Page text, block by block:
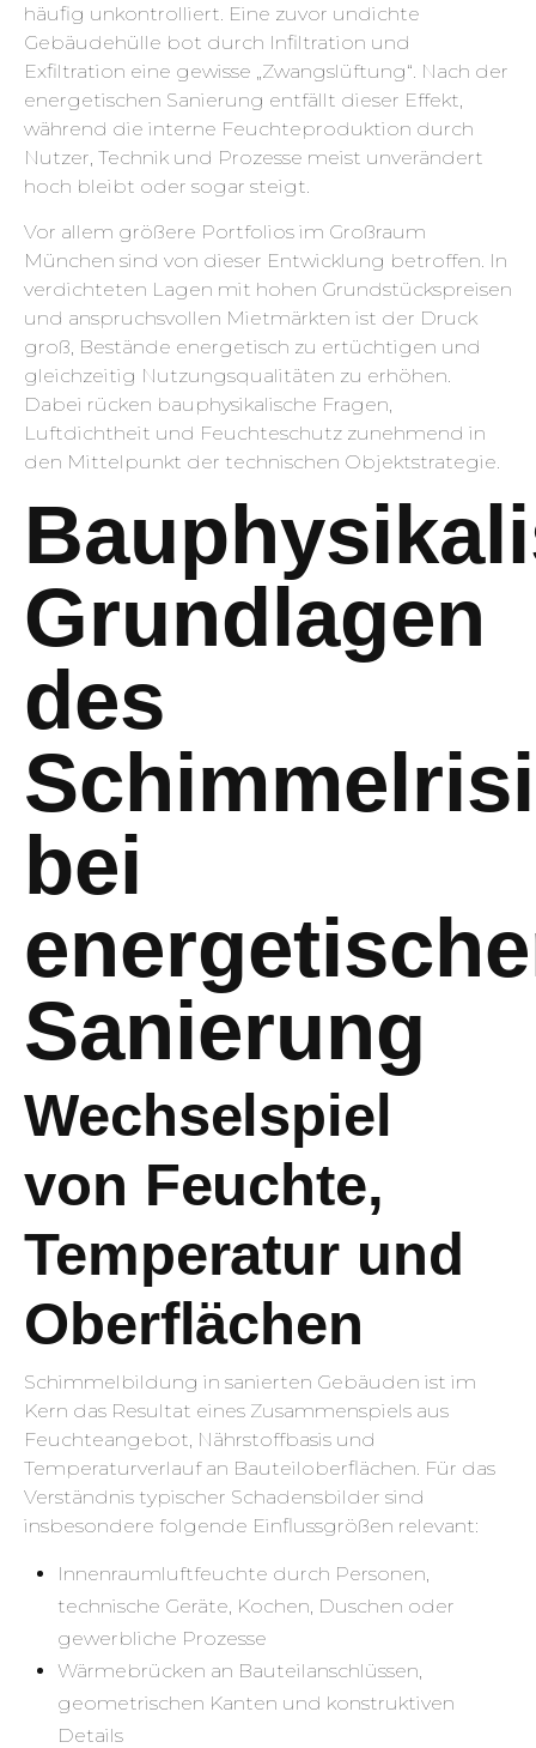
häufig unkontrolliert. Eine zuvor undichte
Gebäudehülle bot durch Infiltration und
Exfiltration eine gewisse „Zwangslüftung“. Nach der
energetischen Sanierung entfällt dieser Effekt,
während die interne Feuchteproduktion durch
Nutzer, Technik und Prozesse meist unverändert
hoch bleibt oder sogar steigt.
Vor allem größere Portfolios im Großraum
München sind von dieser Entwicklung betroffen. In
verdichteten Lagen mit hohen Grundstückspreisen
und anspruchsvollen Mietmärkten ist der Druck
groß, Bestände energetisch zu ertüchtigen und
gleichzeitig Nutzungsqualitäten zu erhöhen.
Dabei rücken bauphysikalische Fragen,
Luftdichtheit und Feuchteschutz zunehmend in
den Mittelpunkt der technischen Objektstrategie.
Grundlagen
des
bei
Sanierung
Wechselspiel
von Feuchte,
Temperatur und
Oberflächen
Schimmelbildung in sanierten Gebäuden ist im
Kern das Resultat eines Zusammenspiels aus
Feuchteangebot, Nährstoffbasis und
Temperaturverlauf an Bauteiloberflächen. Für das
Verständnis typischer Schadensbilder sind
insbesondere folgende Einflussgrößen relevant:
Innenraumluftfeuchte durch Personen,
technische Geräte, Kochen, Duschen oder
gewerbliche Prozesse
Wärmebrücken an Bauteilanschlüssen,
geometrischen Kanten und konstruktiven
Details